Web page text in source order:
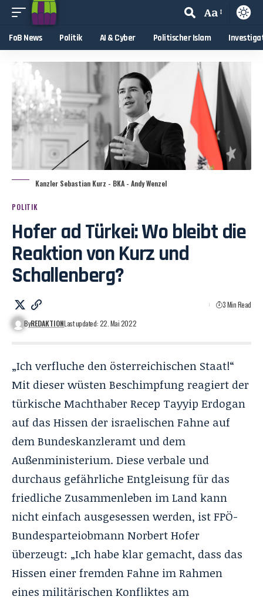
Aa
FoB News Politik AI & Cyber Politischer Islam
Kanzler Sebastian Kurz - BKA - Andy Wenzel
POLITIK
Hofer ad Türkei: Wo bleibt die
Reaktion von Kurz und
Schallenberg?
ByREDAKTIONLast updated: 22. Mai 2022
3 Min Read
„Ich verfluche den österreichischen Staat!“
Mit dieser wüsten Beschimpfung reagiert der
türkische Machthaber Recep Tayyip Erdogan
auf das Hissen der israelischen Fahne auf
dem Bundeskanzleramt und dem
Außenministerium. Diese verbale und
durchaus gefährliche Entgleisung für das
friedliche Zusammenleben im Land kann
nicht einfach ausgesessen werden, ist FPÖ-
Bundesparteiobmann Norbert Hofer
überzeugt: „Ich habe klar gemacht, dass das
Hissen einer fremden Fahne im Rahmen
eines militärischen Konfliktes am